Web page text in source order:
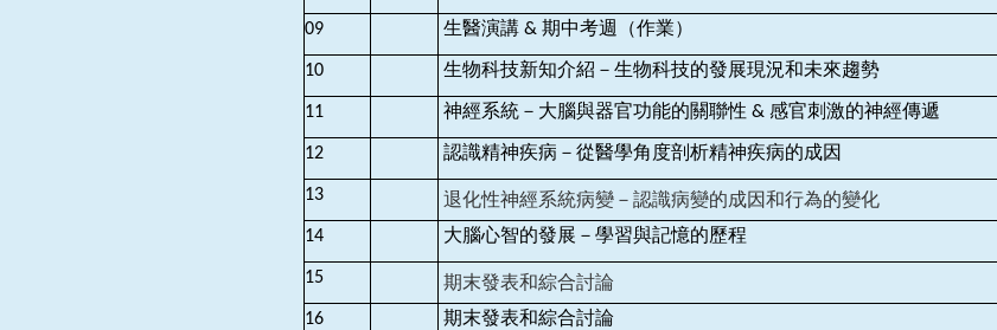
09 生醫演講 & 期中考週（作業）
10 生物科技新知介紹－生物科技的發展現況和未來趨勢
11 神經系統－大腦與器官功能的關聯性 & 感官刺激的神經傳遞
12 認識精神疾病－從醫學角度剖析精神疾病的成因
13
退化性神經系統病變－認識病變的成因和行為的變化
14
大腦心智的發展－學習與記憶的歷程
15
期末發表和綜合討論
16
期末發表和綜合討論